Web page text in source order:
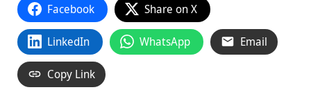
Facebook Share on X
LinkedIn WhatsApp Email
Copy Link